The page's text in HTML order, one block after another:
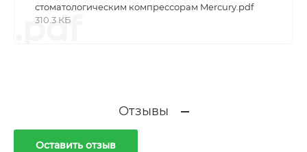
стоматологическим компрессорам Mercury.pdf
310.3 КБ
.pdf
Отзывы
Оставить отзыв